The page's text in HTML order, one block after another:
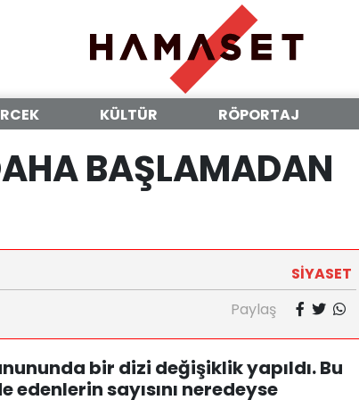
KÜLTÜR RÖPORTAJ
BAŞLAMADAN
SİYASET
Paylaş
bir dizi değişiklik yapıldı. Bu
sayısını neredeyse